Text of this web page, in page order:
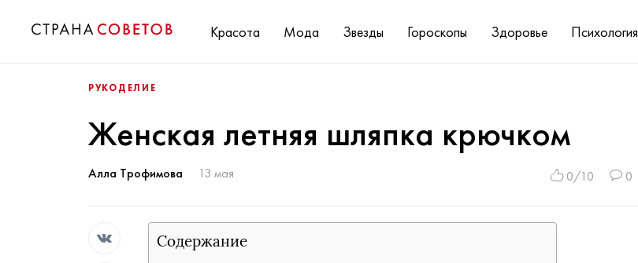
Красота Мода Звезды Гороскопы Здоровье Психология
РУКОДЕЛИЕ
Женская летняя шляпка крючком
Алла Трофимова 13 мая 0/10 0
Содержание